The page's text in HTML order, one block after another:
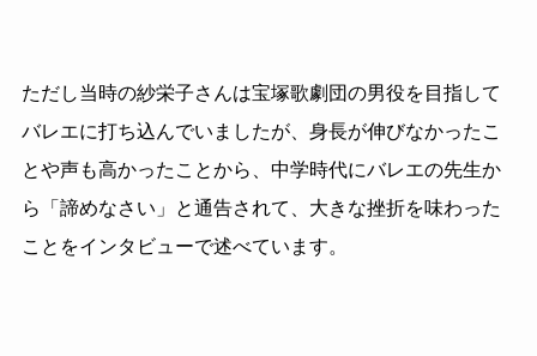
ただし当時の紗栄子さんは宝塚歌劇団の男役を目指して
バレエに打ち込んでいましたが、身長が伸びなかったこ
とや声も高かったことから、中学時代にバレエの先生か
ら「諦めなさい」と通告されて、大きな挫折を味わった
ことをインタビューで述べています。